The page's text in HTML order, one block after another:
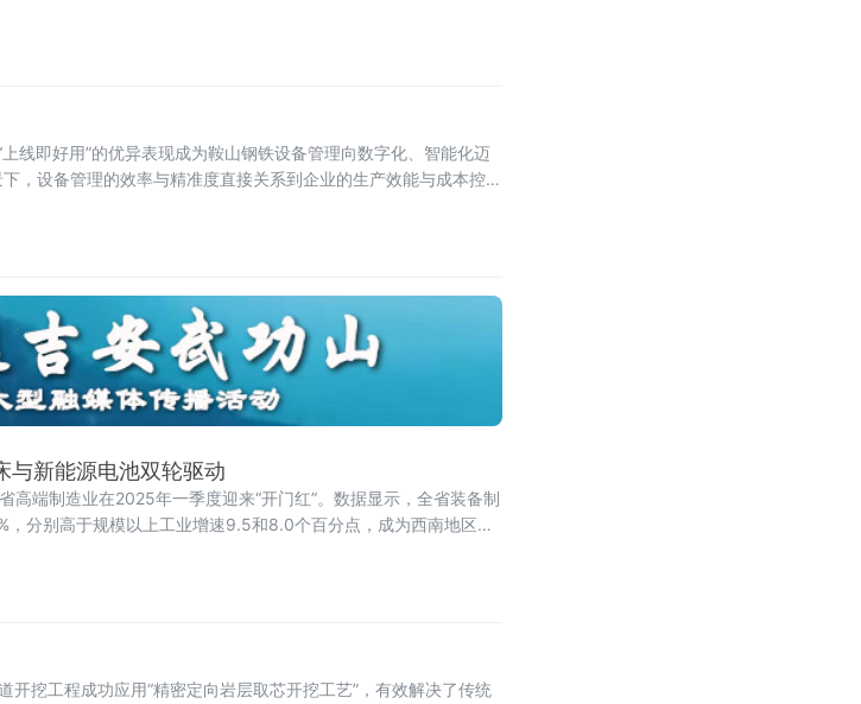
线即好用”的优异表现成为鞍山钢铁设备管理向数字化、智能化迈
设备管理的效率与精准度直接关系到企业的生产效能与成本控
与新能源电池双轮驱动
高端制造业在2025年一季度迎来“开门红”。数据显示，全省装备制
分别高于规模以上工业增速9.5和8.0个百分点，成为西南地区工
挖工程成功应用“精密定向岩层取芯开挖工艺”，有效解决了传统